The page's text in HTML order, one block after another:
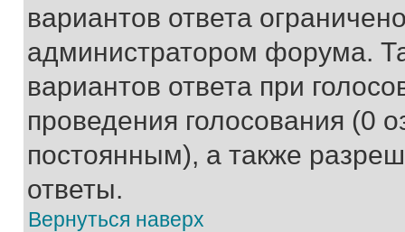
вариантов ответа
администратором форума.
вариантов ответа при
проведения голосования (0
постоянным), а также
ответы.
Вернуться наверх